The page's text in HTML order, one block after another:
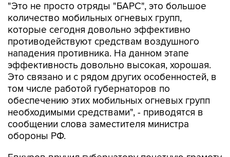
"Это не просто отряды "БАРС", это большое
количество мобильных огневых групп,
которые сегодня довольно эффективно
противодействуют средствам воздушного
нападения противника. На данном этапе
эффективность довольно высокая, хорошая.
Это связано и с рядом других особенностей, в
том числе работой губернаторов по
обеспечению этих мобильных огневых групп
необходимыми средствами", - приводятся в
сообщении слова заместителя министра
обороны РФ.